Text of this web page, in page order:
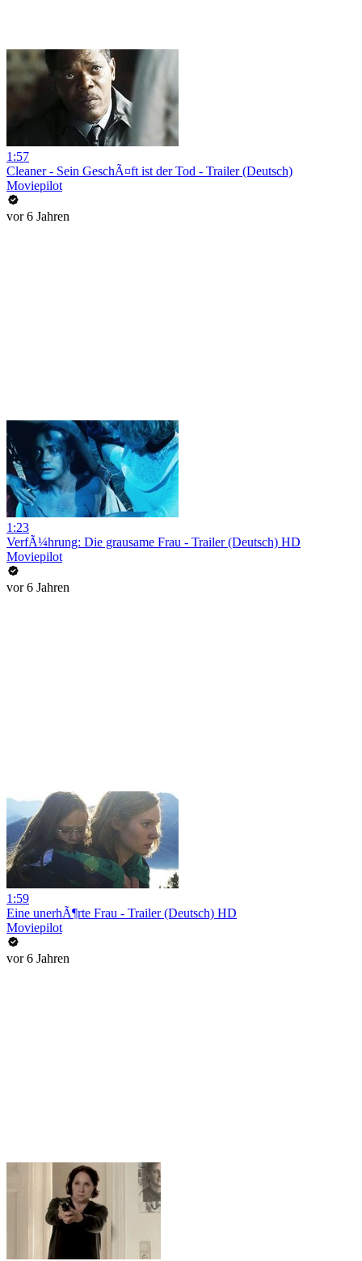
1:57
Cleaner - Sein GeschÃ¤ft ist der Tod - Trailer (Deutsch)
Moviepilot
vor 6 Jahren
1:23
VerfÃ¼hrung: Die grausame Frau - Trailer (Deutsch) HD
Moviepilot
vor 6 Jahren
1:59
Eine unerhÃ¶rte Frau - Trailer (Deutsch) HD
Moviepilot
vor 6 Jahren